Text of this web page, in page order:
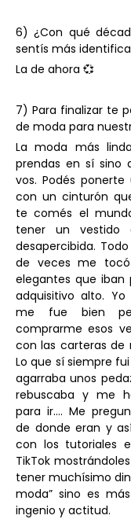
6) ¿Con qué
sentís más
La de ahora 💞
7) Para finalizar te
de moda para
La moda más
prendas en sí sino
vos. Podés
con un cinturón
te comés el
tener un vestido
desapercibida.
de veces me
elegantes que iban
adquisitivo alto.
me fue bien
comprarme esos
con las carteras de
Lo que sí siempre
agarraba unos
rebuscaba y me
para ir…. Me
de donde eran y
con los tutoriales
TikTok
tener muchísimo
moda” sino es
ingenio y actitud.